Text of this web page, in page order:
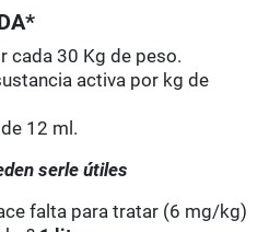
cada 30 Kg de peso.
activa por kg de
12 ml.
serle útiles
falta para tratar (6 mg/kg)